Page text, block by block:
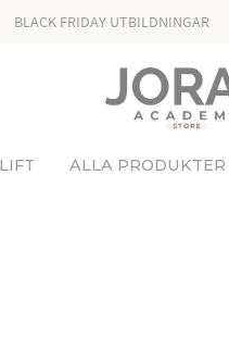
BLACK FRIDAY UTBILDNINGAR
ALLA PRODUKTER